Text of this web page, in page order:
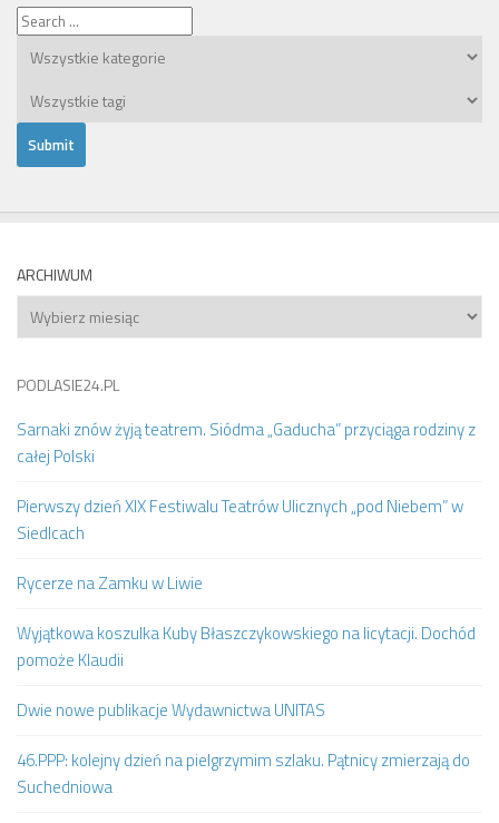
ARCHIWUM
Archiwum
PODLASIE24.PL
Sarnaki znów żyją teatrem. Siódma „Gaducha” przyciąga rodziny z
całej Polski
Pierwszy dzień XIX Festiwalu Teatrów Ulicznych „pod Niebem” w
Siedlcach
Rycerze na Zamku w Liwie
Wyjątkowa koszulka Kuby Błaszczykowskiego na licytacji. Dochód
pomoże Klaudii
Dwie nowe publikacje Wydawnictwa UNITAS
46.PPP: kolejny dzień na pielgrzymim szlaku. Pątnicy zmierzają do
Suchedniowa